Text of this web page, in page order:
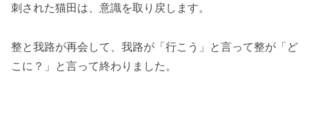
刺された猫田は、意識を取り戻します。
整と我路が再会して、我路が「行こう」と言って整が「ど
こに？」と言って終わりました。